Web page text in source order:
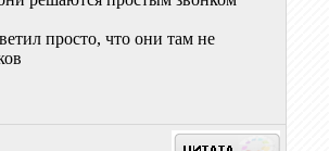
просто, что они там не